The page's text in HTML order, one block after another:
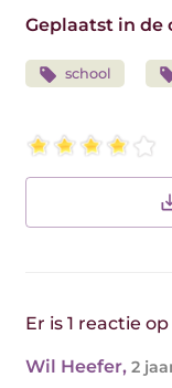
Geplaatst in de
school
Er is 1 reactie
Wil Heefer, 2